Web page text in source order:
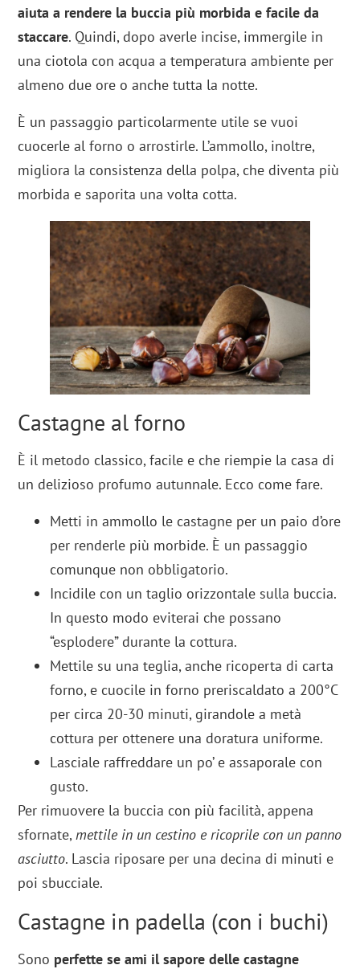
aiuta a rendere la buccia più morbida e facile da
staccare. Quindi, dopo averle incise, immergile in
una ciotola con acqua a temperatura ambiente per
almeno due ore o anche tutta la notte.
È un passaggio particolarmente utile se vuoi
cuocerle al forno o arrostirle. L’ammollo, inoltre,
migliora la consistenza della polpa, che diventa più
morbida e saporita una volta cotta.
Castagne al forno
È il metodo classico, facile e che riempie la casa di
un delizioso profumo autunnale. Ecco come fare.
Metti in ammollo le castagne per un paio d’ore
per renderle più morbide. È un passaggio
comunque non obbligatorio.
Incidile con un taglio orizzontale sulla buccia.
In questo modo eviterai che possano
“esplodere” durante la cottura.
Mettile su una teglia, anche ricoperta di carta
forno, e cuocile in forno preriscaldato a 200°C
per circa 20-30 minuti, girandole a metà
cottura per ottenere una doratura uniforme.
Lasciale raffreddare un po’ e assaporale con
gusto.
Per rimuovere la buccia con più facilità, appena
sfornate, mettile in un cestino e ricoprile con un panno
asciutto. Lascia riposare per una decina di minuti e
poi sbucciale.
Castagne in padella (con i buchi)
Sono perfette se ami il sapore delle castagne